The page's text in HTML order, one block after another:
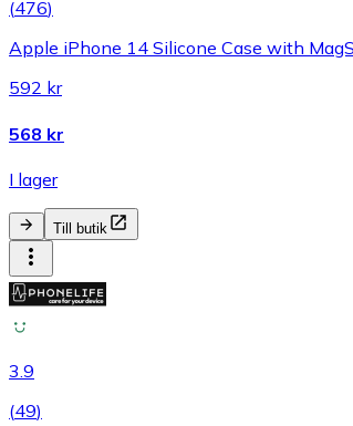
(476)
Apple iPhone 14 Silicone Case with
592 kr
568 kr
I lager
Till butik
3.9
(49)